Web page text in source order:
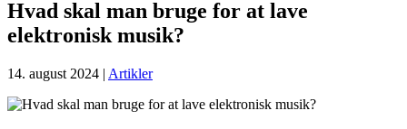
Hvad skal man bruge for at lave
elektronisk musik?
14. august 2024 | Artikler